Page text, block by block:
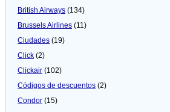
British Airways (134)
Brussels Airlines (11)
Ciudades (19)
Click (2)
Clickair (102)
Códigos de descuentos (2)
Condor (15)